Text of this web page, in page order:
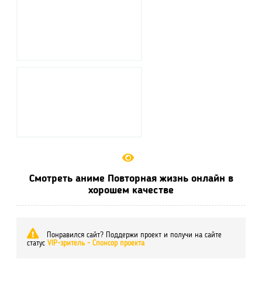
Смотреть аниме Повторная жизнь онлайн в
хорошем качестве
Понравился сайт? Поддержи проект и получи на сайте
статус VIP-зритель - Спонсор проекта